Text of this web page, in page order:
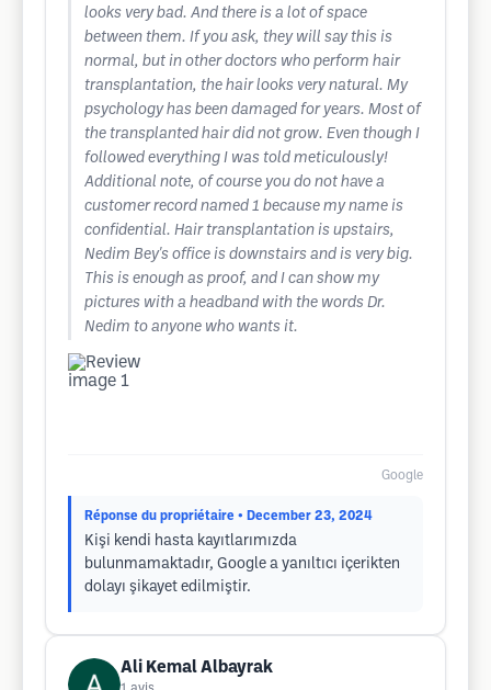
looks very bad. And there is a lot of space
between them. If you ask, they will say this is
normal, but in other doctors who perform hair
transplantation, the hair looks very natural. My
psychology has been damaged for years. Most of
the transplanted hair did not grow. Even though I
followed everything I was told meticulously!
Additional note, of course you do not have a
customer record named 1 because my name is
confidential. Hair transplantation is upstairs,
Nedim Bey's office is downstairs and is very big.
This is enough as proof, and I can show my
pictures with a headband with the words Dr.
Nedim to anyone who wants it.
Google
Réponse du propriétaire • December 23, 2024
Kişi kendi hasta kayıtlarımızda
bulunmamaktadır, Google a yanıltıcı içerikten
dolayı şikayet edilmiştir.
Ali Kemal Albayrak